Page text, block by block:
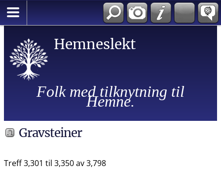
Hemneslekt
Folk med tilknytning til
Hemne.
Gravsteiner
Treff 3,301 til 3,350 av 3,798